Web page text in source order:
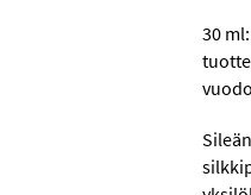
30